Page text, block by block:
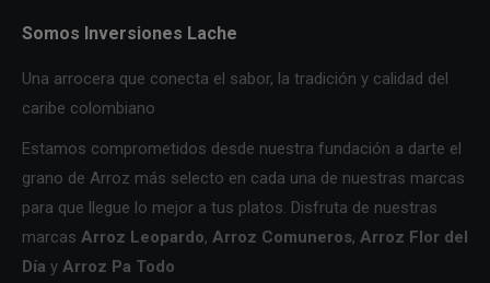
Somos Inversiones Lache
Una arrocera que conecta el sabor, la tradición y calidad del
caribe colombiano
Estamos comprometidos desde nuestra fundación a darte el
grano de Arroz más selecto en cada una de nuestras marcas
para que llegue lo mejor a tus platos. Disfruta de nuestras
marcas Arroz Leopardo, Arroz Comuneros, Arroz Flor del
Día y Arroz Pa Todo